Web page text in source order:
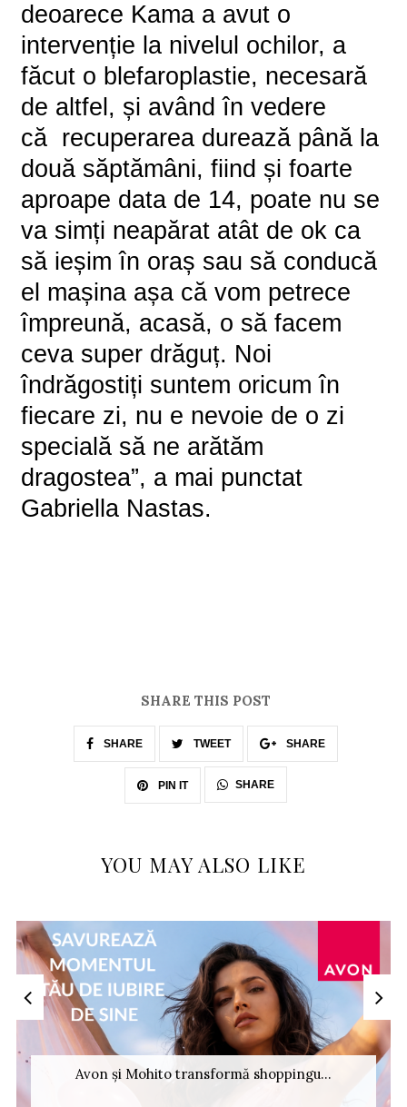
deoarece Kama a avut o
intervenție la nivelul ochilor, a
făcut o blefaroplastie, necesară
de altfel, și având în vedere
că recuperarea durează până la
două săptămâni, fiind și foarte
aproape data de 14, poate nu se
va simți neapărat atât de ok ca
să ieșim în oraș sau să conducă
el mașina așa că vom petrece
împreună, acasă, o să facem
ceva super drăguț. Noi
îndrăgostiți suntem oricum în
fiecare zi, nu e nevoie de o zi
specială să ne arătăm
dragostea”, a mai punctat
Gabriella Nastas.
SHARE THIS POST
SHARE TWEET SHARE
PIN IT SHARE
YOU MAY ALSO LIKE
Avon și Mohito transformă shoppingu...